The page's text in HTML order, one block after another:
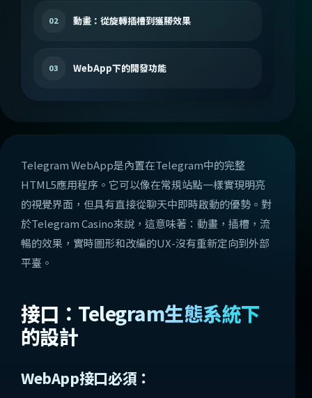
02 動畫：從旋轉插槽到獲勝效果
03 WebApp下的開發功能
Telegram WebApp是內置在Telegram中的完整
HTML5應用程序。它可以像在常規站點一樣實現明亮
的視覺界面，但具有直接從聊天中即時啟動的優勢。對
於Telegram Casino來說，這意味著：動畫，插槽，流
暢的效果，實時圖形和改編的UX-沒有重新定向到外部
平臺。
接口：Telegram生態系統下
的設計
WebApp接口必須：